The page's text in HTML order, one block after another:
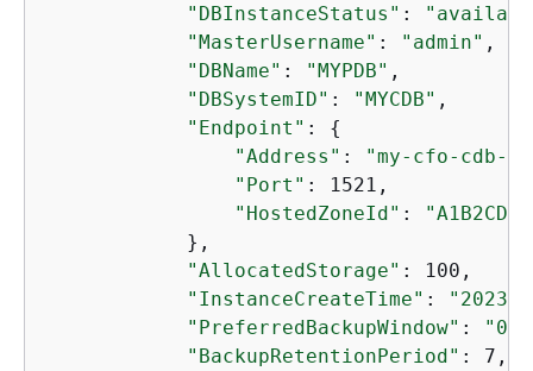
"DBInstanceStatus" :
"MasterUsername" : "admin" ,
"DBName" : "MYPDB" ,
"DBSystemID" : "MYCDB" ,
"Endpoint" : {
"Address" :
"my-cfo-cdb-
"Port" : 1521,
"HostedZoneId" :
            },
"AllocatedStorage" : 100,
"InstanceCreateTime" :
"2023-
"PreferredBackupWindow" :
"BackupRetentionPeriod" : 7,